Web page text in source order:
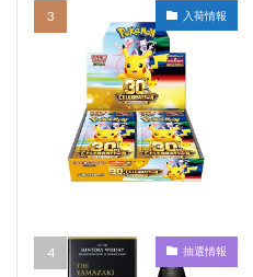
入荷情報
抽選情報